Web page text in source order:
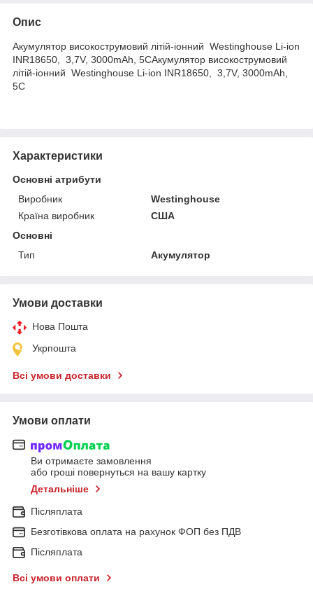
Опис
Акумулятор високострумовий літій-іонний Westinghouse Li-ion
INR18650, 3,7V, 3000mAh, 5САкумулятор високострумовий
літій-іонний Westinghouse Li-ion INR18650, 3,7V, 3000mAh,
5С
Характеристики
Основні атрибути
Виробник
Westinghouse
Країна виробник
США
Основні
Тип
Акумулятор
Умови доставки
Нова Пошта
Укрпошта
Всі умови доставки
Умови оплати
Ви отримаєте замовлення
або гроші повернуться на вашу картку
Детальніше
Післяплата
Безготівкова оплата на рахунок ФОП без ПДВ
Післяплата
Всі умови оплати